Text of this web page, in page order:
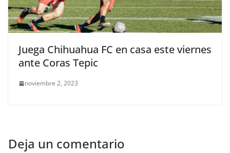
Juega Chihuahua FC en casa este viernes
ante Coras Tepic
noviembre 2, 2023
Deja un comentario